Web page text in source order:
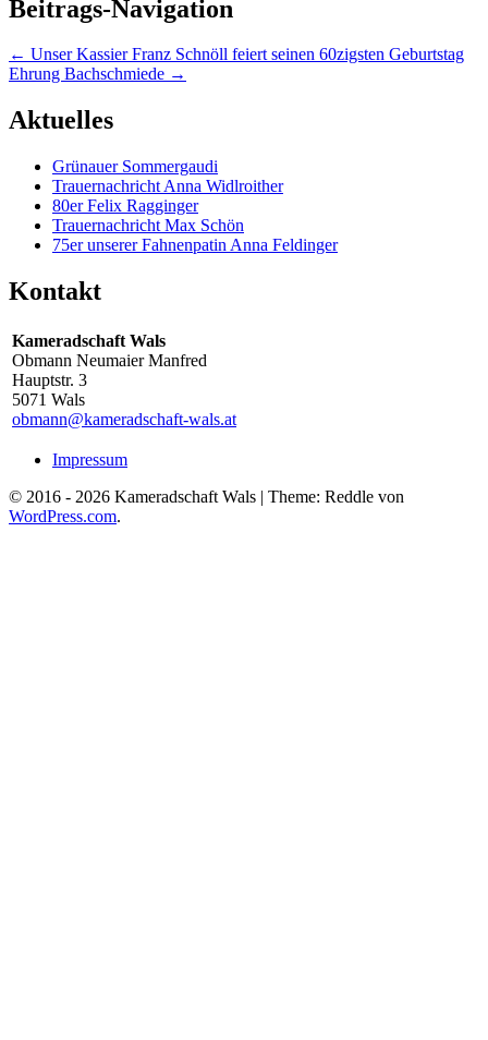
Beitrags-Navigation
← Unser Kassier Franz Schnöll feiert seinen 60zigsten Geburtstag
Ehrung Bachschmiede →
Aktuelles
Grünauer Sommergaudi
Trauernachricht Anna Widlroither
80er Felix Ragginger
Trauernachricht Max Schön
75er unserer Fahnenpatin Anna Feldinger
Kontakt
Kameradschaft Wals
Obmann Neumaier Manfred
Hauptstr. 3
5071 Wals
obmann@kameradschaft-wals.at
Impressum
© 2016 - 2026 Kameradschaft Wals | Theme: Reddle von
WordPress.com.